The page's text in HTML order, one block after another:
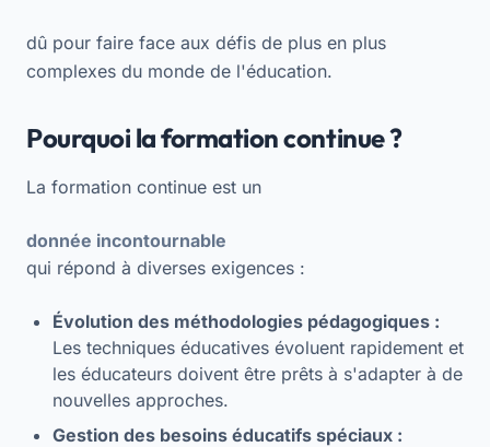
dû pour faire face aux défis de plus en plus
complexes du monde de l'éducation.
Pourquoi la formation continue ?
La formation continue est un
donnée incontournable
qui répond à diverses exigences :
Évolution des méthodologies pédagogiques :
Les techniques éducatives évoluent rapidement et
les éducateurs doivent être prêts à s'adapter à de
nouvelles approches.
Gestion des besoins éducatifs spéciaux :